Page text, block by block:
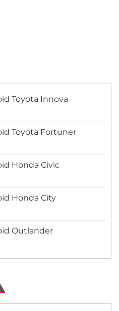
Toyota Innova
Toyota Fortuner
Honda Civic
Honda City
Outlander